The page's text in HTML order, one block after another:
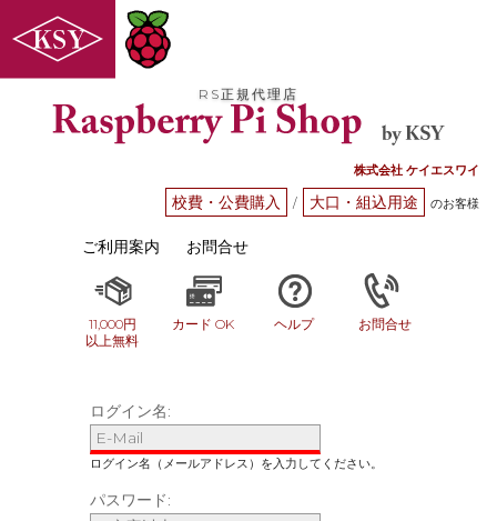
RS正規代理店
株式会社 ケイエスワイ
校費・公費購入 / 大口・組込用途 のお客様
ご利用案内 お問合せ
11,000円
以上無料
カード OK ヘルプ お問合せ
ログイン名:
パスワード: